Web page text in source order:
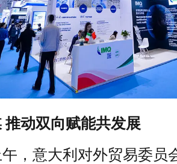
推动双向赋能共发展
，意大利对外贸易委员